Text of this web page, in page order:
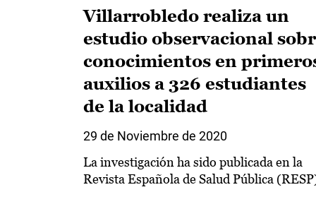
Villarrobledo realiza un
estudio observacional
conocimientos en
auxilios a 326 estudiantes
de la localidad
29 de Noviembre de 2020
La investigación ha sido publicada en la
Revista Española de Salud Pública